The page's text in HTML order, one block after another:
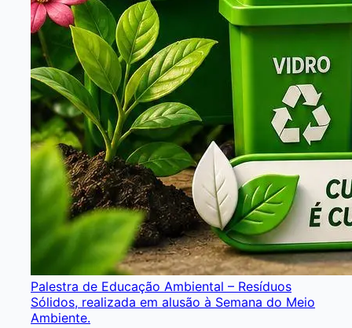
Palestra de Educação Ambiental – Resíduos
Sólidos, realizada em alusão à Semana do Meio
Ambiente.